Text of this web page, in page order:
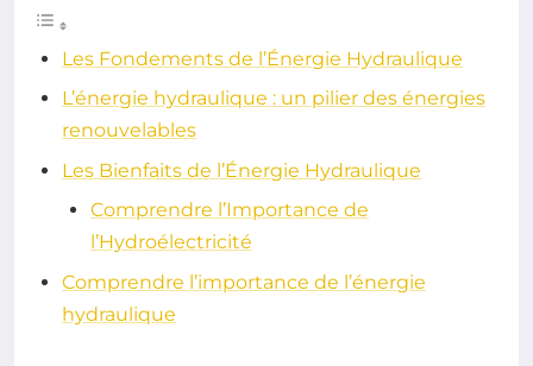
Les Fondements de l’Énergie Hydraulique
L’énergie hydraulique : un pilier des énergies
renouvelables
Les Bienfaits de l’Énergie Hydraulique
Comprendre l’Importance de
l’Hydroélectricité
Comprendre l’importance de l’énergie
hydraulique